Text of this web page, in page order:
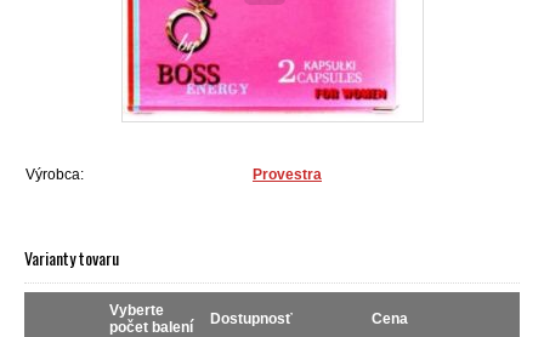
Výrobca: Provestra
Varianty tovaru
Vyberte
počet balení
Dostupnosť Cena